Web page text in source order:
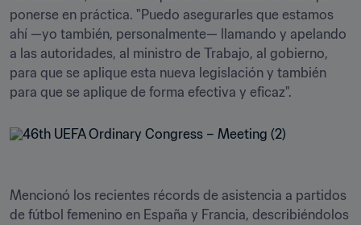
ponerse en práctica. "Puedo asegurarles que estamos
ahí —yo también, personalmente— llamando y apelando
a las autoridades, al ministro de Trabajo, al gobierno,
para que se aplique esta nueva legislación y también
para que se aplique de forma efectiva y eficaz".
Mencionó los recientes récords de asistencia a partidos
de fútbol femenino en España y Francia, describiéndolos